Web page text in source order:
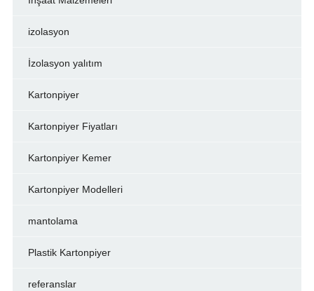
izolasyon
İzolasyon yalıtım
Kartonpiyer
Kartonpiyer Fiyatları
Kartonpiyer Kemer
Kartonpiyer Modelleri
mantolama
Plastik Kartonpiyer
referanslar